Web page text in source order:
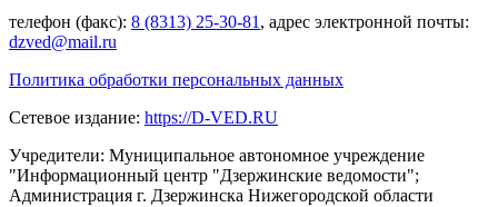
телефон (факс): 8 (8313) 25-30-81 , адрес электронной почты:
dzved@mail.ru
Политика обработки персональных данных
Сетевое издание: https://D-VED.RU
Учредители: Муниципальное автономное учреждение
"Информационный центр "Дзержинские ведомости";
Администрация г. Дзержинска Нижегородской области